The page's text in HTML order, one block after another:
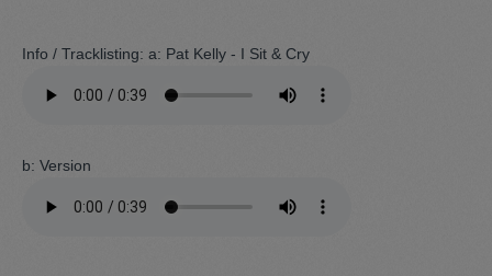
Info / Tracklisting: a: Pat Kelly - I Sit & Cry
b: Version